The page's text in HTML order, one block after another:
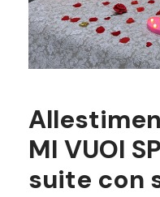
MI VUOI
suite con